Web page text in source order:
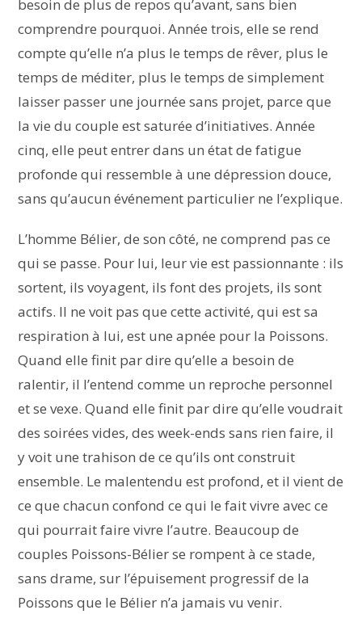
besoin de plus de repos qu’avant, sans bien
comprendre pourquoi. Année trois, elle se rend
compte qu’elle n’a plus le temps de rêver, plus le
temps de méditer, plus le temps de simplement
laisser passer une journée sans projet, parce que
la vie du couple est saturée d’initiatives. Année
cinq, elle peut entrer dans un état de fatigue
profonde qui ressemble à une dépression douce,
sans qu’aucun événement particulier ne l’explique.
L’homme Bélier, de son côté, ne comprend pas ce
qui se passe. Pour lui, leur vie est passionnante : ils
sortent, ils voyagent, ils font des projets, ils sont
actifs. Il ne voit pas que cette activité, qui est sa
respiration à lui, est une apnée pour la Poissons.
Quand elle finit par dire qu’elle a besoin de
ralentir, il l’entend comme un reproche personnel
et se vexe. Quand elle finit par dire qu’elle voudrait
des soirées vides, des week-ends sans rien faire, il
y voit une trahison de ce qu’ils ont construit
ensemble. Le malentendu est profond, et il vient de
ce que chacun confond ce qui le fait vivre avec ce
qui pourrait faire vivre l’autre. Beaucoup de
couples Poissons-Bélier se rompent à ce stade,
sans drame, sur l’épuisement progressif de la
Poissons que le Bélier n’a jamais vu venir.